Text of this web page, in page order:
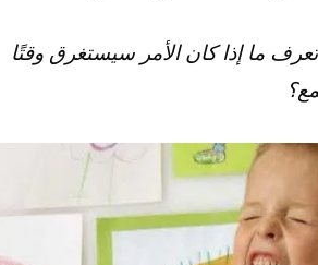
ما إذا كان الأمر سيستغرق وقتًا